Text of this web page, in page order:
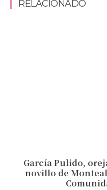
RELACIONADO
García Pulido,
novillo de